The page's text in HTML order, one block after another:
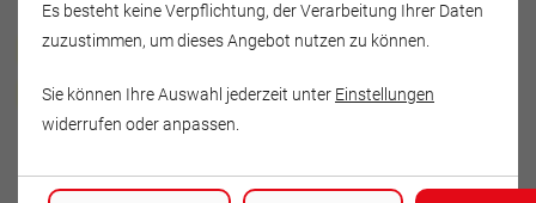
Musikschule Fröhlich
Mario Schurz
14612 Falkensee
Es besteht keine Verpflichtung, der Verarbeitung Ihrer Daten
zuzustimmen, um dieses Angebot nutzen zu können.
Sie können Ihre Auswahl jederzeit unter Einstellungen
widerrufen oder anpassen.